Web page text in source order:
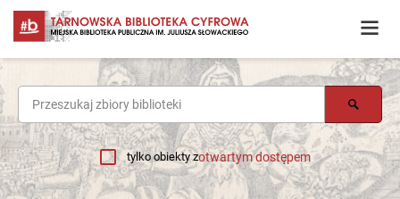
tylko obiekty zotwartym dostępem